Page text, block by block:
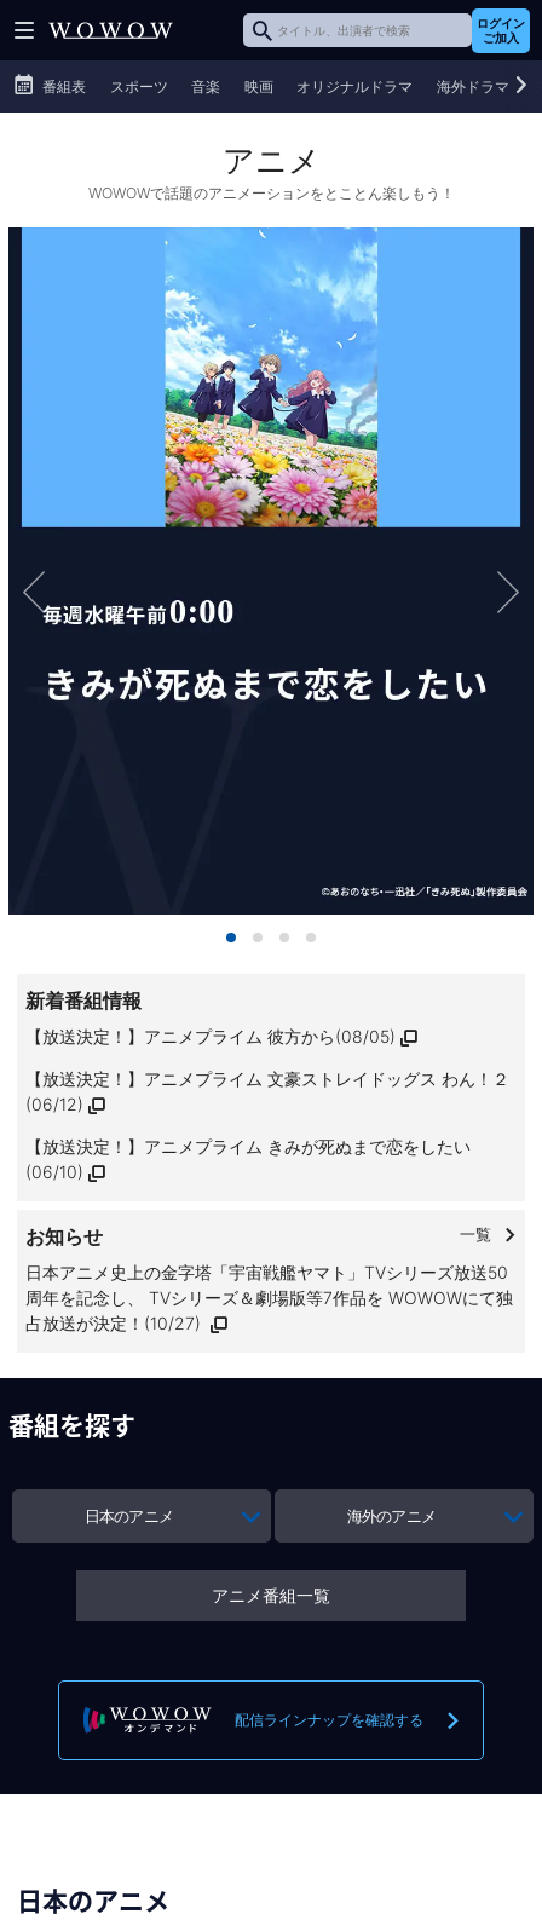
ログイン
ご加入
番組表 スポーツ 音楽 映画 オリジナルドラマ 海外ドラマ
アニメ
WOWOWで話題のアニメーションをとことん楽しもう！
新着番組情報
【放送決定！】アニメプライム 彼方から(08/05)
【放送決定！】アニメプライム 文豪ストレイドッグス わん！２
(06/12)
【放送決定！】アニメプライム きみが死ぬまで恋をしたい
(06/10)
お知らせ 一覧
日本アニメ史上の金字塔「宇宙戦艦ヤマト」TVシリーズ放送50
周年を記念し、 TVシリーズ＆劇場版等7作品を WOWOWにて独
占放送が決定！(10/27)
番組を探す
日本のアニメ 海外のアニメ
アニメ番組一覧
配信ラインナップを確認する
日本のアニメ